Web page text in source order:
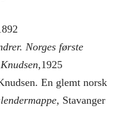
Norges første
1925
En glemt norsk
Stavanger